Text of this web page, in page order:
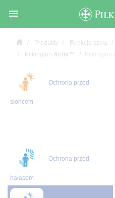

Produkty Funkcje szkła
Pilkington Activ™
Ochrona przed
słońcem
Ochrona przed
hałasem